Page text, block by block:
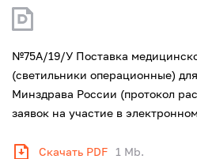
№75А/19/У Поставка
(светильники операционные)
Минздрава России (протокол
заявок на участие в
Скачать PDF 1 Mb.